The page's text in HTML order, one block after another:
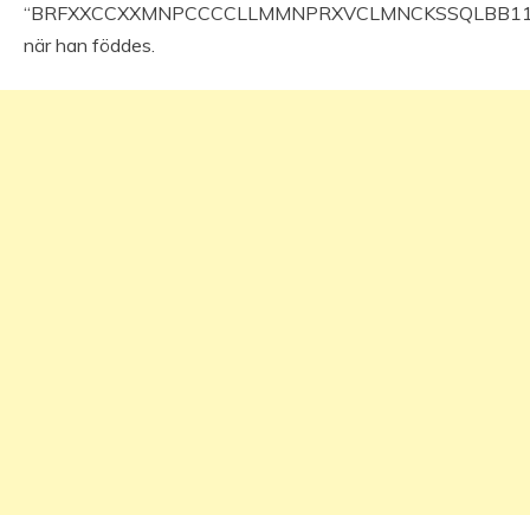
när han föddes.